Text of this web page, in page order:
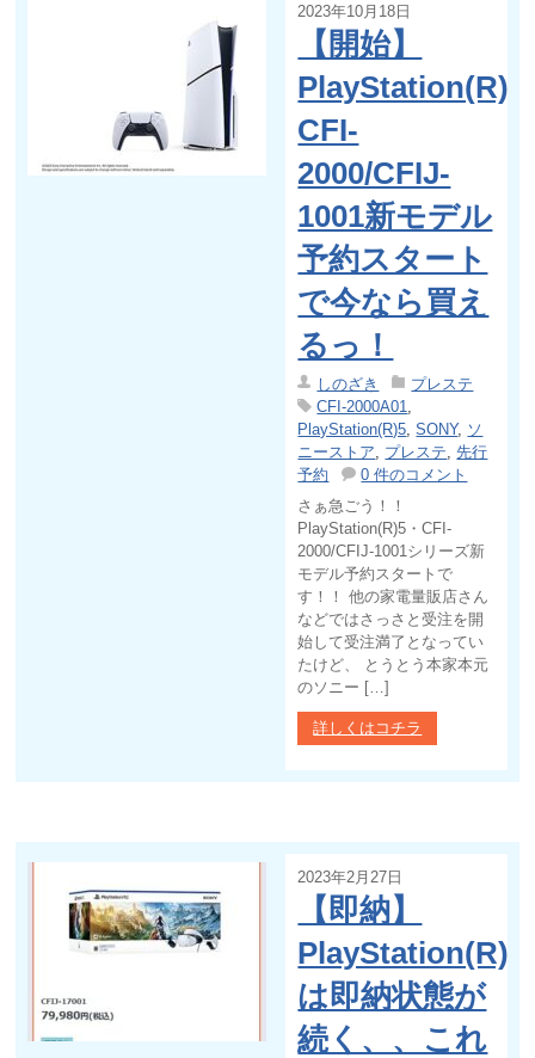
2023年10月18日
【開始】
PlayStation(R)5
CFI-
2000/CFIJ-
1001新モデル
予約スタート
で今なら買え
るっ！
しのざき
プレステ
CFI-2000A01
PlayStation(R)5 ,SONY, ソ
ニーストア
プレステ ,先行
予約
0 件のコメント
さぁ急ごう！！
PlayStation(R)5・CFI-
2000/CFIJ-1001シリーズ新
モデル予約スタートで
す！！ 他の家電量販店さん
などではさっさと受注を開
始して受注満了となってい
たけど、 とうとう本家本元
のソニー […]
詳しくはコチラ
2023年2月27日
【即納】
は即納状態が
続く、、これ